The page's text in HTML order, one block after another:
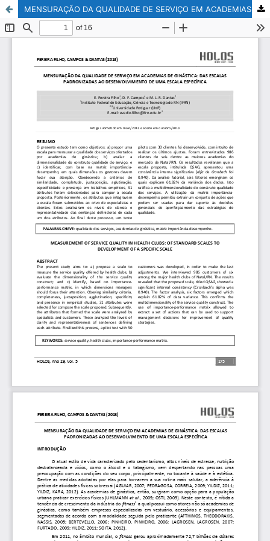
MENSURAÇÃO DA QUALIDADE DE SERVIÇO EM ACADEMIAS DE GINÁSTICA: DAS ESCALAS PADRONIZADAS AO DESENVOLVIMENTO DE UMA ESCALA ESPECÍFICA